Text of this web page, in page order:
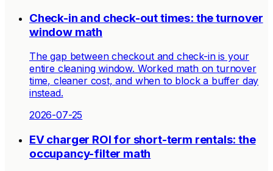
Check-in and check-out times: the turnover
window math
The gap between checkout and check-in is your
entire cleaning window. Worked math on turnover
time, cleaner cost, and when to block a buffer day
instead.
2026-07-25
EV charger ROI for short-term rentals: the
occupancy-filter math